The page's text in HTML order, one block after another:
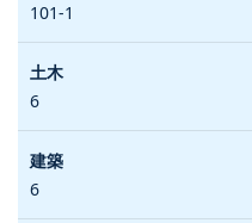
101-1
6
6